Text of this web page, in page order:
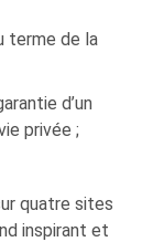
terme de la
d’un
privée ;
quatre sites
inspirant et